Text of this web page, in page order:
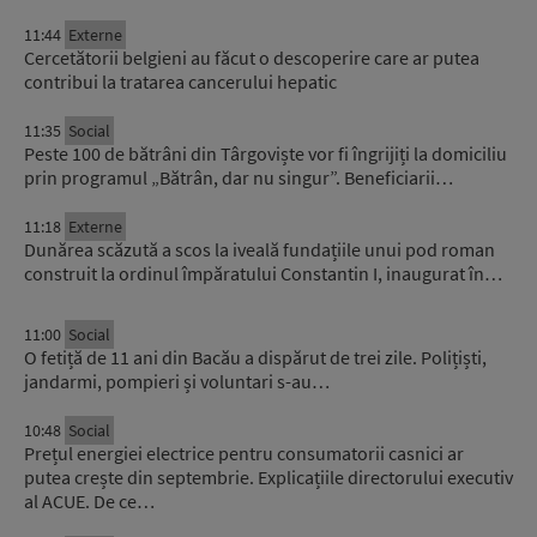
11:44 Externe
Cercetătorii belgieni au făcut o descoperire care ar putea
contribui la tratarea cancerului hepatic
11:35 Social
Peste 100 de bătrâni din Târgoviște vor fi îngrijiți la domiciliu
prin programul „Bătrân, dar nu singur”. Beneficiarii…
11:18 Externe
Dunărea scăzută a scos la iveală fundațiile unui pod roman
construit la ordinul împăratului Constantin I, inaugurat în…
11:00 Social
O fetiță de 11 ani din Bacău a dispărut de trei zile. Polițiști,
jandarmi, pompieri și voluntari s-au…
10:48 Social
Prețul energiei electrice pentru consumatorii casnici ar
putea crește din septembrie. Explicațiile directorului executiv
al ACUE. De ce…